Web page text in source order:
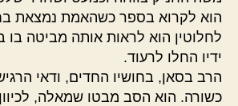
הוא לקרוא בספר כשהאמת נמצאת
לחלוטין הוא לראות אותה מביטה
ידיו החלו לרעוד.
הרב בסאן, בחושיו החדים, ודאי
כשורה. הוא הסב מבטו שמאלה,